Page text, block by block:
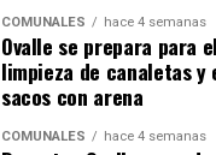
COMUNALES hace 4 semanas
Ovalle se prepara para
limpieza de canaletas y
sacos con arena
COMUNALES hace 4 semanas